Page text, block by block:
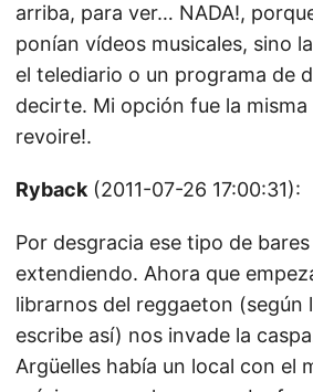
arriba, para ver… NADA!,
ponían vídeos musicales, sino
el telediario o un programa de
decirte. Mi opción fue la misma
revoire!.
Ryback (2011-07-26 17:00:31):
Por desgracia ese tipo de
extendiendo. Ahora que
librarnos del reggaeton (según
escribe así) nos invade la
Argüelles había un local con el